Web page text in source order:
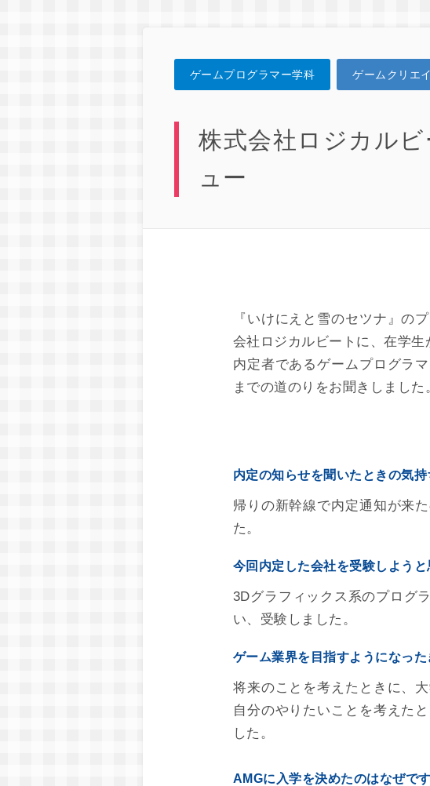
ゲームプログラマー学科 ゲームクリエ
株式会社ロジカル
ュー
『いけにえと雪のセツナ』の
会社ロジカルビートに、在学生
内定者であるゲームプログラ
までの道のりをお聞きしました
内定の知らせを聞いたときの気持
帰りの新幹線で内定通知が来
た。
今回内定した会社を受験しよう
3Dグラフィックス系のプログ
い、受験しました。
ゲーム業界を目指すようになっ
将来のことを考えたときに、
自分のやりたいことを考えた
した。
AMGに入学を決めたのはなぜで